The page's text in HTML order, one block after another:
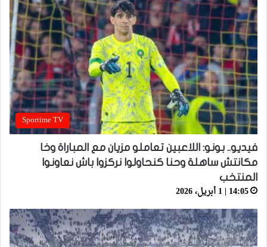
Sportime TV
فيديو.. بونو: اللاعبين تعاملو مزيان مع المباراة وخا
مكانتش ساهلة وحنا كنحاولوا نركزوا باش نعاونوا
المنتخب
14:05 | 1 أبريل، 2026